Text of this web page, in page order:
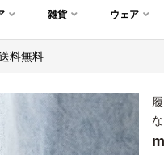
雑貨 ウェア
料無料